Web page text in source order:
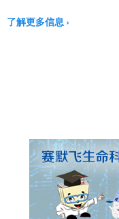
了解更多信息